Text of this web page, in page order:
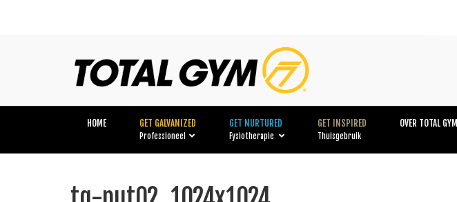
HOME GET GALVANIZED
Professioneel
GET NURTURED
Fysiotherapie
GET INSPIRED
Thuisgebruik
OVER TOTAL GYM